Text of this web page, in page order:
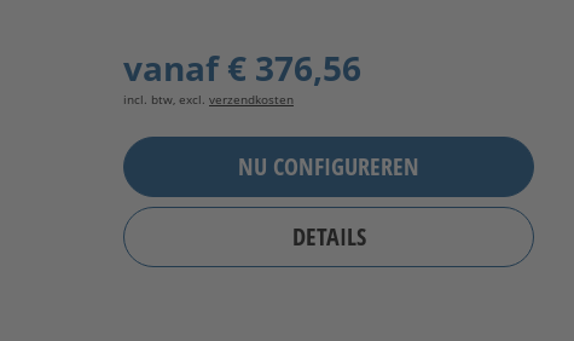
vanaf€ 376,56
incl. btw, excl. verzendkosten
NU CONFIGUREREN
DETAILS